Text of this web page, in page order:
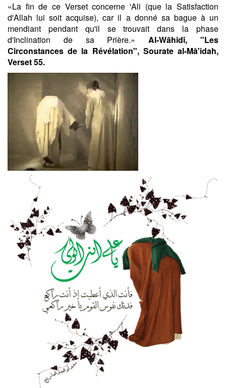
«La fin de ce Verset concerne 'Ali (que la Satisfaction
d'Allah lui soit acquise), car il a donné sa bague à un
mendiant pendant qu'il se trouvait dans la phase
d'Inclination de sa Prière.»Al-Wâhidî, "Les
Circonstances de la Révélation", Sourate al-Mâ'idah,
Verset 55.